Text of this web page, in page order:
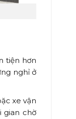
tiện hơn
nghỉ ở
xe vận
gian chờ